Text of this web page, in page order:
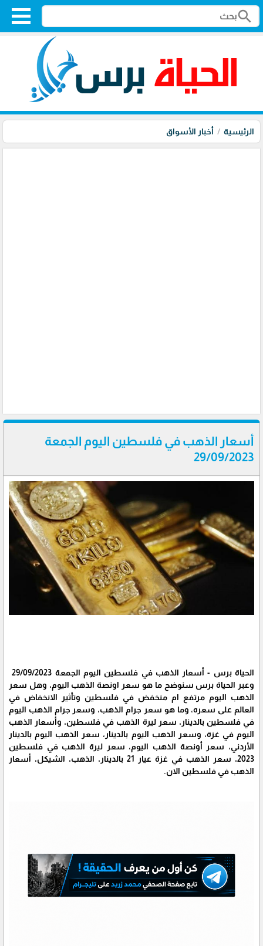
search
الرئيسية أخبار الأسواق
أسعار الذهب في فلسطين اليوم الجمعة
29/09/2023
الحياة برس - أسعار الذهب في فلسطين اليوم الجمعة 29/09/2023
وعبر الحياة برس سنوضح ما هو سعر اونصة الذهب اليوم، وهل سعر
الذهب اليوم مرتفع ام منخفض في فلسطين وتأثير الانخفاض في
العالم على سعره، وما هو سعر جرام الذهب، وسعر جرام الذهب اليوم
في فلسطين بالدينار، سعر ليرة الذهب في فلسطين، وأسعار الذهب
اليوم في غزة، وسعر الذهب اليوم بالدينار، سعر الذهب اليوم بالدينار
الأردني، سعر أونصة الذهب اليوم، سعر ليرة الذهب في فلسطين
2023، سعر الذهب في غزة عيار 21 بالدينار، الذهب، الشيكل، أسعار
الذهب في فلسطين الان.